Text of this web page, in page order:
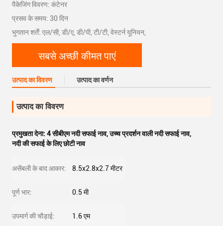
पैकेजिंग विवरण: कंटेनर
प्रसव के समय: 30 दिन
भुगतान शर्तें: एल/सी, डी/ए, डी/पी, टी/टी, वेस्टर्न यूनियन,
सबसे अच्छी कीमत पाएं
उत्पाद का विवरण उत्पाद का वर्णन
उत्पाद का विवरण
प्रमुखता देना: 4 सीबीएम नदी सफाई नाव,उच्च प्रदर्शन वाली नदी सफाई नाव,
नदी की सफाई के लिए छोटी नाव
असेंबली के बाद आकार: 8.5x2.8x2.7 मीटर
पूर्ण भार: 0.5 मी
उपमार्ग की चौड़ाई: 1.6 एम